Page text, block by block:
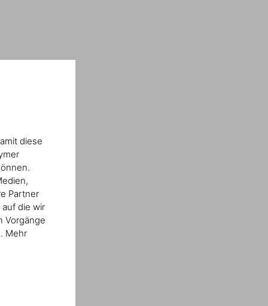
diese
Partner
die wir
Vorgänge
Mehr